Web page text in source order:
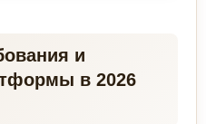
и
в 2026